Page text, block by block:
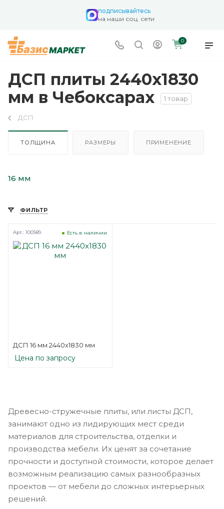
подписывайтесь
на наши соц. сети
0
ДСП плиты 2440х1830
мм в Чебоксарах
1 товар
ДСП
ТОЛЩИНА РАЗМЕРЫ ПРИМЕНЕНИЕ
16 мм
ФИЛЬТР
ДСП 16 мм 2440х1830 мм
Есть в наличии
Арт.: 100589
Цена по запросу
Древесно-стружечные плиты, или листы ДСП,
занимают одно из лидирующих мест среди
материалов для строительства, отделки и
производства мебели. Их ценят за сочетание
прочности и доступной стоимости, которое делает
возможным реализацию самых разнообразных
проектов — от мебели до сложных интерьерных
решений.